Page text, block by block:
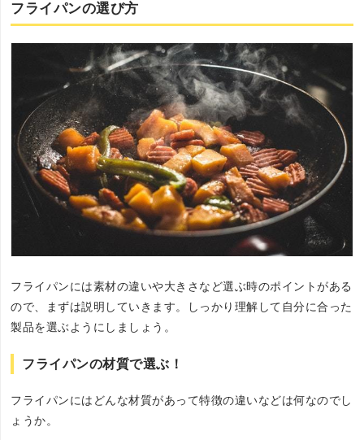
フライパンの選び方
フライパンには素材の違いや大きさなど選ぶ時のポイントがある
ので、まずは説明していきます。しっかり理解して自分に合った
製品を選ぶようにしましょう。
フライパンの材質で選ぶ！
フライパンにはどんな材質があって特徴の違いなどは何なのでし
ょうか。